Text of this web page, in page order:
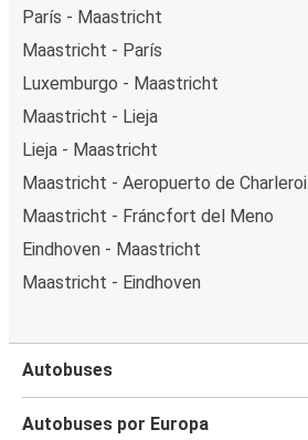
París - Maastricht
Maastricht - París
Luxemburgo - Maastricht
Maastricht - Lieja
Lieja - Maastricht
Maastricht - Aeropuerto de Charleroi
Maastricht - Fráncfort del Meno
Eindhoven - Maastricht
Maastricht - Eindhoven
Autobuses
Autobuses por Europa